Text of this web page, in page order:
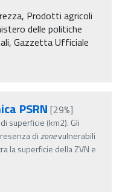
Prodotti agricoli
delle politiche
Gazzetta Ufficiale
PSRN [29%]
superficie (km2). Gli
dizonevulnerabili
la superficie della ZVN e